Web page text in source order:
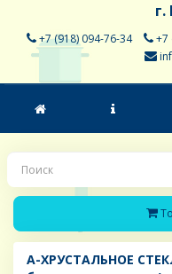
г.
+7 (918) 094-76-34 +7
A-ХРУСТАЛЬНОЕ